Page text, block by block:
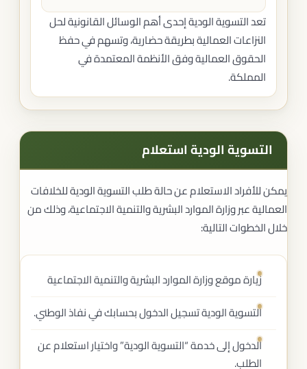
تعد التسوية الودية إحدى أهم الوسائل القانونية لحل
النزاعات العمالية بطريقة حضارية، وتسهم في حفظ
الحقوق العمالية وفق الأنظمة المعتمدة في
المملكة.
التسوية الودية استعلام
يمكن للأفراد الاستعلام عن حالة طلب التسوية الودية للخلافات
العمالية عبر وزارة الموارد البشرية والتنمية الاجتماعية، وذلك من
خلال الخطوات التالية:
زيارة موقع وزارة الموارد البشرية والتنمية الاجتماعية
التسوية الودية تسجيل الدخولبحسابك في نفاذ الوطني.
الدخول إلى خدمة “التسوية الودية” واختيار استعلام عن
الطلب.